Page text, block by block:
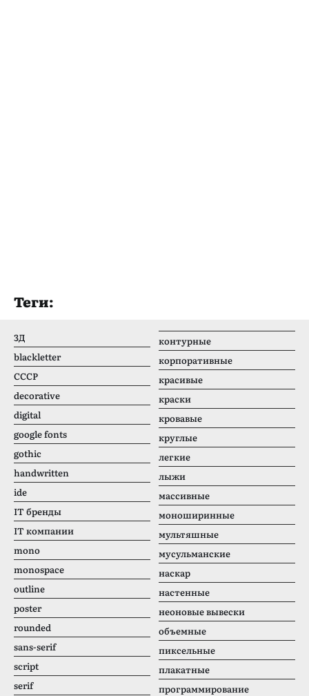
Теги:
3Д
blackletter
CCCР
decorative
digital
google fonts
gothic
handwritten
ide
IT бренды
IT компании
mono
monospace
outline
poster
rounded
sans-serif
script
serif
контурные
корпоративные
красивые
краски
кровавые
круглые
легкие
лыжи
массивные
моноширинные
мультяшные
мусульманские
наскар
настенные
неоновые вывески
объемные
пиксельные
плакатные
программирование